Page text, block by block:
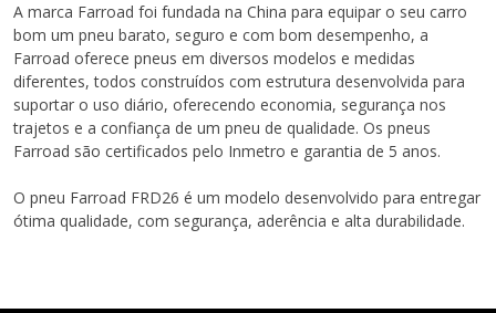
A marca Farroad foi fundada na China para equipar o seu carro
bom um pneu barato, seguro e com bom desempenho, a
Farroad oferece pneus em diversos modelos e medidas
diferentes, todos construídos com estrutura desenvolvida para
suportar o uso diário, oferecendo economia, segurança nos
trajetos e a confiança de um pneu de qualidade. Os pneus
Farroad são certificados pelo Inmetro e garantia de 5 anos.
O pneu Farroad FRD26 é um modelo desenvolvido para entregar
ótima qualidade, com segurança, aderência e alta durabilidade.